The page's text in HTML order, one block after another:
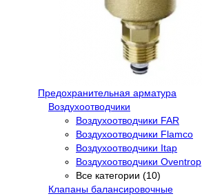
Предохранительная арматура
Воздухоотводчики
Воздухоотводчики FAR
Воздухоотводчики Flamco
Воздухоотводчики Itap
Воздухоотводчики Oventrop
Все категории (10)
Клапаны балансировочные